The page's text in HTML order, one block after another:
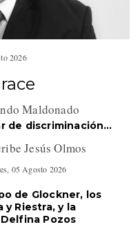
2026
Maldonado
de discriminación…
Jesús Olmos
05 Agosto 2026
de Glockner, los
y Riestra, y la
Pozos